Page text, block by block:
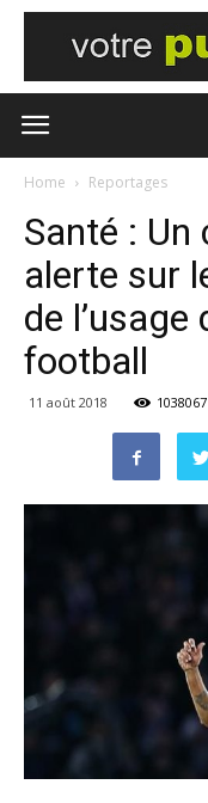
Home Reportages
Santé : Un
alerte sur
de
football
11 août 2018 1038067